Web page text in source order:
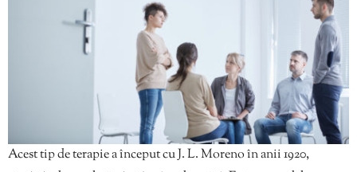
Acest tip de terapie a început cu J. L. Moreno în anii 1920,